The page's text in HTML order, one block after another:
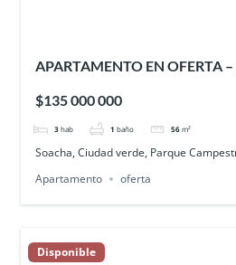
APARTAMENTO EN OFERTA
$135 000 000
3 hab 1 baño 56 m²
Soacha, Ciudad verde, Parque
Apartamento
oferta
Disponible